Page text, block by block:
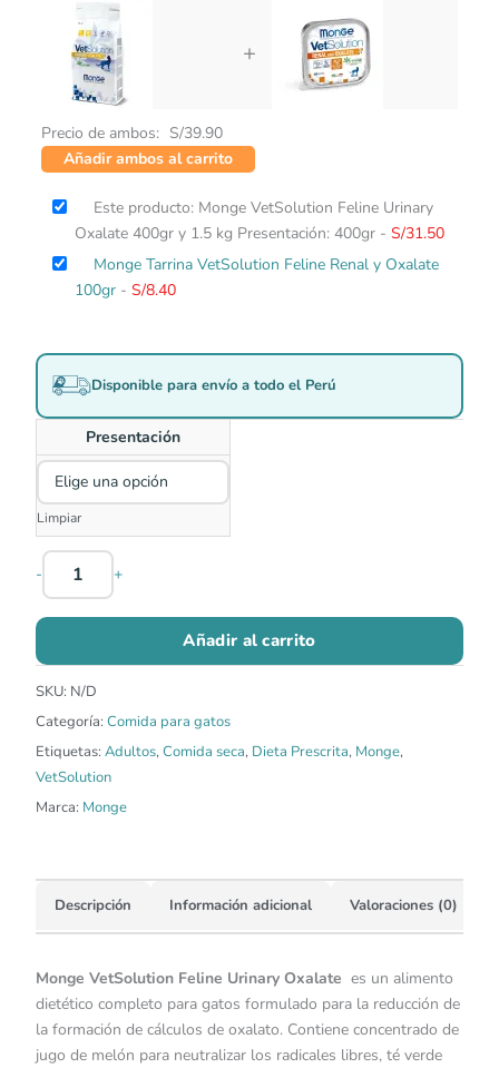
+
Precio de ambos: S/39.90
Añadir ambos al carrito
Este producto: Monge VetSolution Feline Urinary
Oxalate 400gr y 1.5 kg Presentación: 400gr - S/31.50
Monge Tarrina VetSolution Feline Renal y Oxalate
100gr - S/8.40
Disponible para envío a todo el Perú
Presentación
Limpiar
- +
Añadir al carrito
SKU: N/D
Categoría: Comida para gatos
Etiquetas: Adultos,Comida seca, Dieta Prescrita, Monge,
VetSolution
Marca: Monge
Descripción Información adicional Valoraciones (0)
Monge VetSolution Feline Urinary Oxalate es un alimento
dietético completo para gatos formulado para la reducción de
la formación de cálculos de oxalato. Contiene concentrado de
jugo de melón para neutralizar los radicales libres, té verde